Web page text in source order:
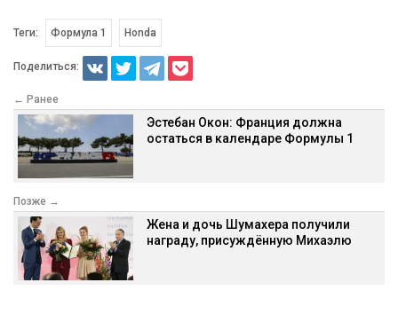
Теги: Формула 1 Honda
Поделиться:
← Ранее
Эстебан Окон: Франция должна
остаться в календаре Формулы 1
Позже →
Жена и дочь Шумахера получили
награду, присуждённую Михаэлю